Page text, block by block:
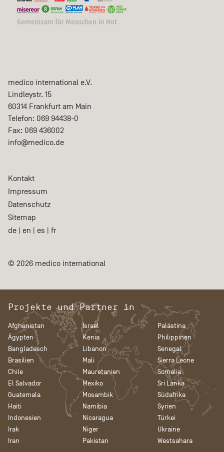
medico international e.V.
Lindleystr. 15
60314 Frankfurt am Main
Telefon: 069 94438-0
Fax: 069 436002
info@medico.de
Kontakt
Impressum
Datenschutz
Sitemap
de | en | es | fr
© 2026 medico international
Projekte und Partner in
Afghanistan
Ägypten
Bangladesch
Brasilien
Chile
El Salvador
Guatemala
Haiti
Indonesien
Irak
Iran
Israel
Kenia
Libanon
Mali
Mauretanien
Mexiko
Mosambik
Namibia
Nicaragua
Niger
Pakistan
Palästina
Philippinen
Senegal
Sierra Leone
Somalia
Sri Lanka
Südafrika
Syrien
Türkei
Ukraine
Westsahara